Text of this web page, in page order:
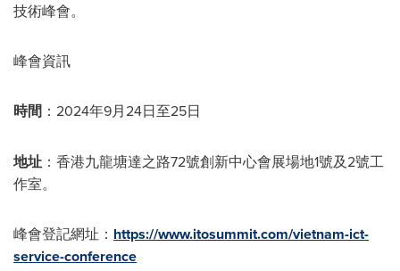
技術峰會。
峰會資訊
時間 ：2024年9月24日至25日
地址 ：香港九龍塘達之路72號創新中心會展場地1號及2號工
作室。
峰會登記網址 ： https://www.itosummit.com/vietnam-ict-
service-conference